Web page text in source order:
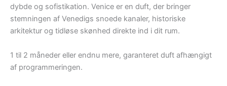
dybde og sofistikation. Venice er en duft, der bringer
stemningen af Venedigs snoede kanaler, historiske
arkitektur og tidløse skønhed direkte ind i dit rum.
1 til 2 måneder eller endnu mere, garanteret duft afhængigt
af programmeringen.